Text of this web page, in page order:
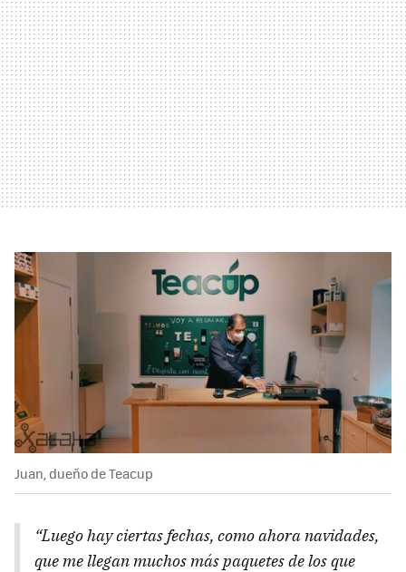
Juan, dueño de Teacup
“Luego hay ciertas fechas, como ahora navidades,
que me llegan muchos más paquetes de los que